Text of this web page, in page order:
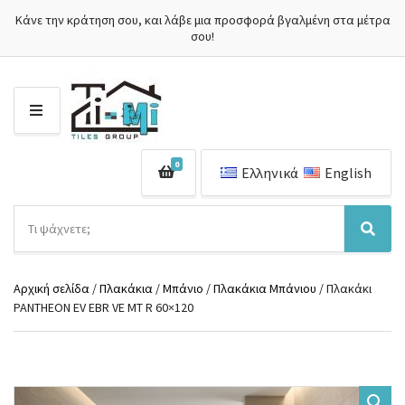
Κάνε την κράτηση σου, και λάβε μια προσφορά βγαλμένη στα μέτρα
σου!
Μ
Ε
ν
μ
α
κ
α
ή
τ
Α
ν
ζ
τ
0 Ελληνικά English
Αρχική σελίδα /Πλακάκια /Μπάνιο /Πλακάκια Μπάνιου / Πλακάκι
PANTHEON EV EBR VE MT R 60×120